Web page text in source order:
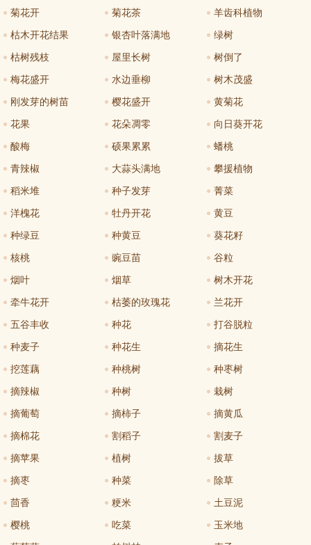
菊花开 菊花茶 羊齿科植物
枯木开花结果 银杏叶落满地 绿树
枯树残枝 屋里长树 树倒了
梅花盛开 水边垂柳 树木茂盛
刚发芽的树苗 樱花盛开 黄菊花
花果 花朵凋零 向日葵开花
酸梅 硕果累累 蟠桃
青辣椒 大蒜头满地 攀援植物
稻米堆 种子发芽 菁菜
洋槐花 牡丹开花 黄豆
种绿豆 种黄豆 葵花籽
核桃 豌豆苗 谷粒
烟叶 烟草 树木开花
牵牛花开 枯萎的玫瑰花 兰花开
五谷丰收 种花 打谷脱粒
种麦子 种花生 摘花生
挖莲藕 种桃树 种枣树
摘辣椒 种树 栽树
摘葡萄 摘柿子 摘黄瓜
摘棉花 割稻子 割麦子
摘苹果 植树 拔草
摘枣 种菜 除草
茴香 粳米 土豆泥
樱桃 吃菜 玉米地